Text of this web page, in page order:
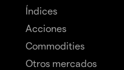
Índices
Acciones
Commodities
Otros mercados